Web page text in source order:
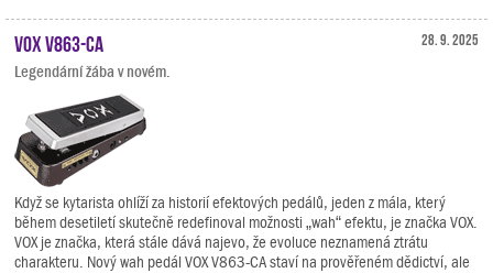
28. 9. 2025
VOX V863-CA
Legendární žába v novém.
Když se kytarista ohlíží za historií efektových pedálů, jeden z mála, který
během desetiletí skutečně redefinoval možnosti „wah“ efektu, je značka VOX.
VOX je značka, která stále dává najevo, že evoluce neznamená ztrátu
charakteru. Nový wah pedál VOX V863-CA staví na prověřeném dědictví, ale